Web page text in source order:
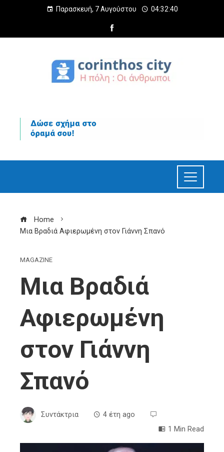
Παρασκευή, 7 Αυγούστου 04:32:41
Home
Μια Βραδιά Αφιερωμένη στον Γιάννη Σπανό
MAGAZINE
Μια Βραδιά
Αφιερωμένη
στον Γιάννη
Σπανό
Συντάκτρια
4 έτη ago
1 Min Read